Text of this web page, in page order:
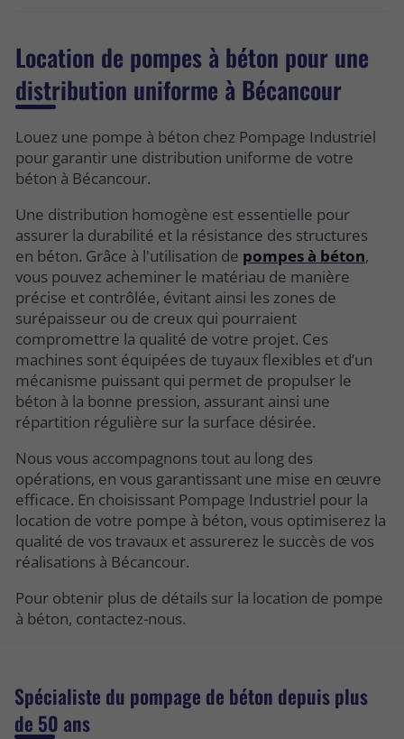
Location de pompes à béton pour une
distribution uniforme à Bécancour
Louez une pompe à béton chez Pompage Industriel
pour garantir une distribution uniforme de votre
béton à Bécancour.
Une distribution homogène est essentielle pour
assurer la durabilité et la résistance des structures
en béton. Grâce à l'utilisation de pompes à béton,
vous pouvez acheminer le matériau de manière
précise et contrôlée, évitant ainsi les zones de
surépaisseur ou de creux qui pourraient
compromettre la qualité de votre projet. Ces
machines sont équipées de tuyaux flexibles et d’un
mécanisme puissant qui permet de propulser le
béton à la bonne pression, assurant ainsi une
répartition régulière sur la surface désirée.
Nous vous accompagnons tout au long des
opérations, en vous garantissant une mise en œuvre
efficace. En choisissant Pompage Industriel pour la
location de votre pompe à béton, vous optimiserez la
qualité de vos travaux et assurerez le succès de vos
réalisations à Bécancour.
Pour obtenir plus de détails sur la location de pompe
à béton, contactez-nous.
Spécialiste du pompage de béton depuis plus
de 50 ans